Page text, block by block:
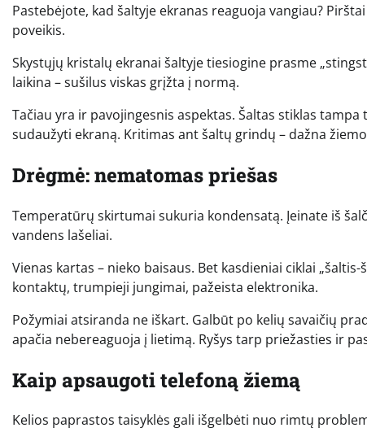
Pastebėjote, kad šaltyje ekranas reaguoja vangiau?
poveikis.
Skystųjų kristalų ekranai šaltyje tiesiogine prasme
laikina – sušilus viskas grįžta į normą.
Tačiau yra ir pavojingesnis aspektas. Šaltas stiklas
sudaužyti ekraną. Kritimas ant šaltų grindų – dažna
Drėgmė: nematomas priešas
Temperatūrų skirtumai sukuria kondensatą. Įeinate iš
vandens lašeliai.
Vienas kartas – nieko baisaus. Bet kasdieniai ciklai
kontaktų, trumpieji jungimai, pažeista elektronika.
Požymiai atsiranda ne iškart. Galbūt po kelių savaičių
apačia nebereaguoja į lietimą. Ryšys tarp priežasties ir
Kaip apsaugoti telefoną žiemą
Kelios paprastos taisyklės gali išgelbėti nuo rimtų